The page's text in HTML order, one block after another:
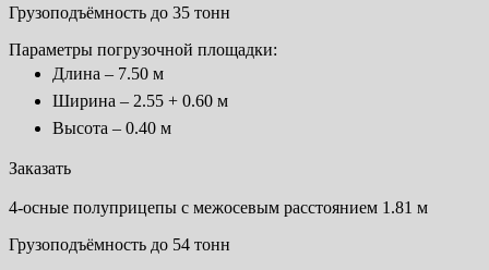
Грузоподъёмность до 35 тонн
Параметры погрузочной площадки:
Длина – 7.50 м
Ширина – 2.55 + 0.60 м
Высота – 0.40 м
Заказать
4-осные полуприцепы с межосевым расстоянием 1.81 м
Грузоподъёмность до 54 тонн